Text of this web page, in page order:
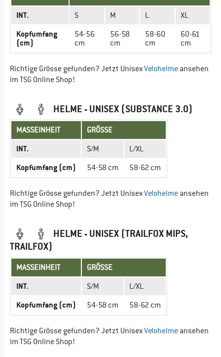
INT. S M L XL
Kopfumfang
(cm)
54-56
cm
56-58
cm
58-60
cm
60-61
cm
Richtige Grösse gefunden? Jetzt UnisexVelohelme ansehen
im TSG Online Shop!
HELME - UNISEX (SUBSTANCE 3.0)
MASSEINHEIT GRÖSSE
INT. S/M L/XL
Kopfumfang (cm) 54-58 cm 58-62 cm
Richtige Grösse gefunden? Jetzt UnisexVelohelme ansehen
im TSG Online Shop!
HELME - UNISEX (TRAILFOX MIPS,
TRAILFOX)
MASSEINHEIT GRÖSSE
INT. S/M L/XL
Kopfumfang (cm) 54-58 cm 58-62 cm
Richtige Grösse gefunden? Jetzt UnisexVelohelme ansehen
im TSG Online Shop!